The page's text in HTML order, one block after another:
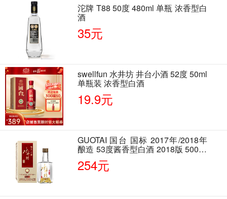
沱牌 T88 50度 480ml 单瓶 浓香型白
酒
35元
swellfun 水井坊 井台小酒 52度 50ml
单瓶装 浓香型白酒
19.9元
GUOTAI 国台 国标 2017年/2018年
酿造 53度酱香型白酒 2018版 500ml
单瓶装
254元